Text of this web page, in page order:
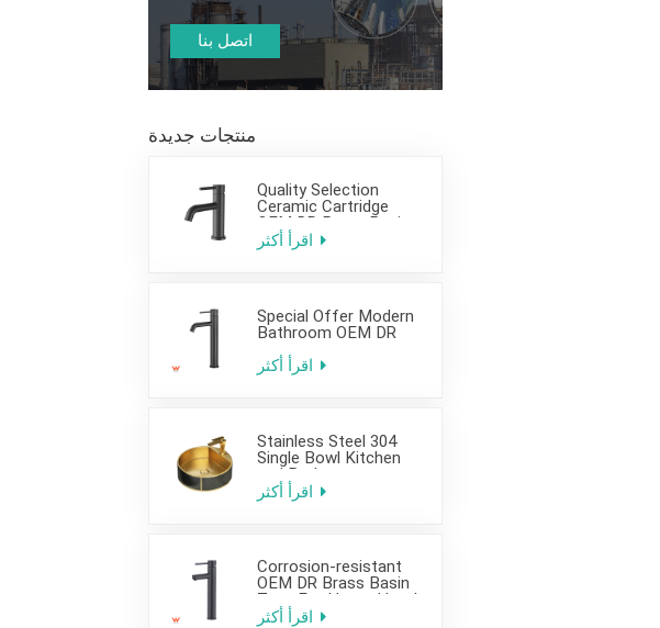
اتصل بنا
منتجات جديدة
Quality Selection
Ceramic Cartridge
OEM DR Brass Basin
Taps For Home Hotel
Bathroom Use
Special Offer Modern
Bathroom OEM DR
Home Hotel Project
Use
Stainless Steel 304
Single Bowl Kitchen
and Bathroom
Countertop Sink
Corrosion-resistant
OEM DR Brass Basin
Taps For Home Hotel
Project Use